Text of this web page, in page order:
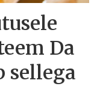
Da
sellega